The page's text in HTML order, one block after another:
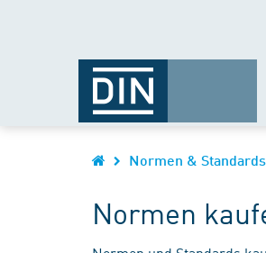
Normen & Standards
Normen